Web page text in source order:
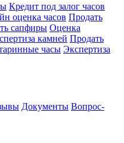
Кредит под залог часов
оценка часов Продать
сапфиры Оценка
камней Продать
часы Экспертиза
Документы Вопрос-